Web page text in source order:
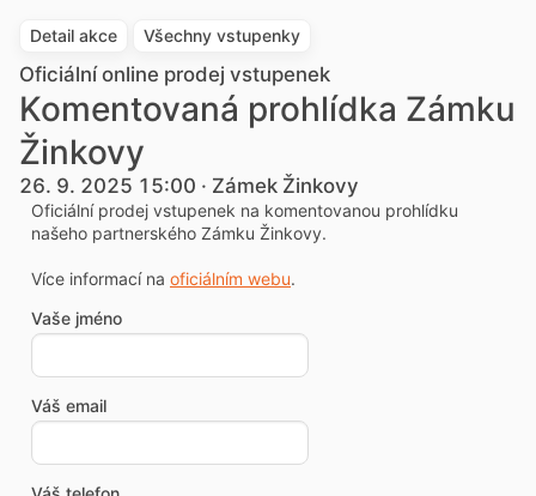
Detail akce Všechny vstupenky
Oficiální online prodej vstupenek
Komentovaná prohlídka Zámku
Žinkovy
26. 9. 2025 15:00 · Zámek Žinkovy
Oficiální prodej vstupenek na komentovanou prohlídku
našeho partnerského Zámku Žinkovy.
Více informací na oficiálním webu.
Vaše jméno
Váš email